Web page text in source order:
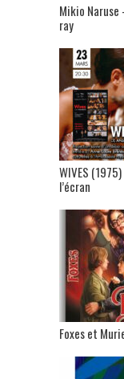
Mikio
ray
WIVES
l’écran
Foxes et